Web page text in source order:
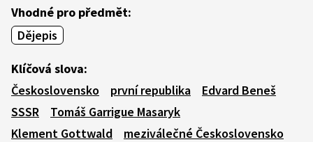
Vhodné pro předmět:
Dějepis
Klíčová slova:
Československo
první republika
Edvard Beneš
SSSR
Tomáš Garrigue Masaryk
Klement Gottwald
meziválečné Československo